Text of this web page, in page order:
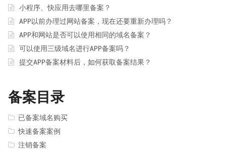
小程序、快应用去哪里备案？
APP以前办理过网站备案，现在还要重新办理吗？
APP和网站是否可以使用相同的域名备案？
可以使用三级域名进行APP备案吗？
提交APP备案材料后，如何获取备案结果？
备案目录
已备案域名购买
快速备案案例
注销备案